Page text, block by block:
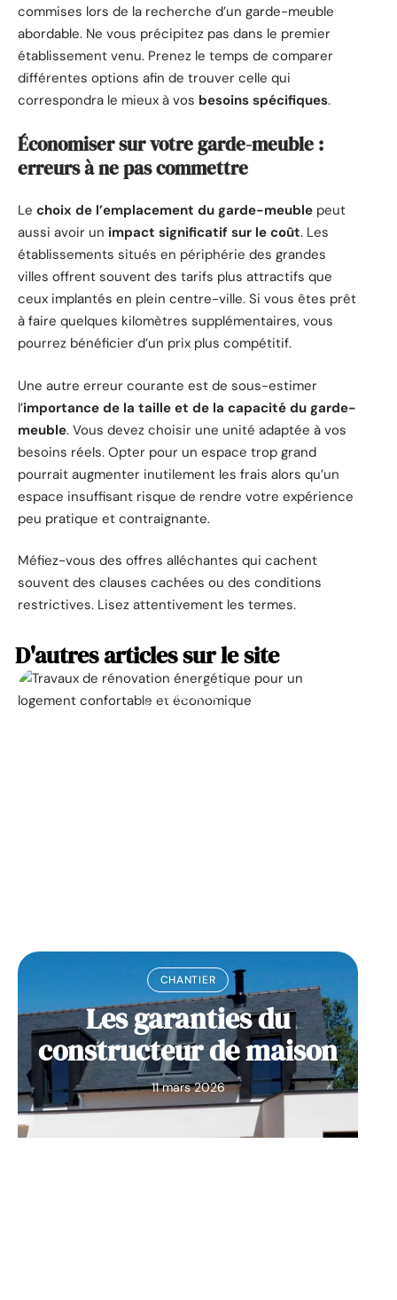
commises lors de la recherche d’un garde-meuble
abordable. Ne vous précipitez pas dans le premier
établissement venu. Prenez le temps de comparer
différentes options afin de trouver celle qui
correspondra le mieux à vos besoins spécifiques.
Économiser sur votre garde-meuble :
erreurs à ne pas commettre
Le choix de l’emplacement du garde-meuble peut
aussi avoir un impact significatif sur le coût. Les
établissements situés en périphérie des grandes
villes offrent souvent des tarifs plus attractifs que
ceux implantés en plein centre-ville. Si vous êtes prêt
à faire quelques kilomètres supplémentaires, vous
pourrez bénéficier d’un prix plus compétitif.
Une autre erreur courante est de sous-estimer
l’importance de la taille et de la capacité du garde-
meuble. Vous devez choisir une unité adaptée à vos
besoins réels. Opter pour un espace trop grand
pourrait augmenter inutilement les frais alors qu’un
espace insuffisant risque de rendre votre expérience
peu pratique et contraignante.
Méfiez-vous des offres alléchantes qui cachent
souvent des clauses cachées ou des conditions
restrictives. Lisez attentivement les termes.
D'autres articles sur le site
ACTUALITÉ
CHANTIER
Les garanties du
constructeur de maison
11 mars 2026